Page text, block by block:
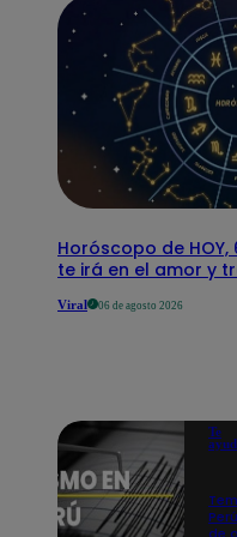
Horóscopo de
te irá en el amor y
Viral 06 de agosto 2026
Te